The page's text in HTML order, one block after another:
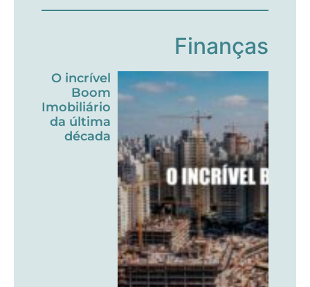
Finanças
O incrível
Boom
Imobiliário
da última
década